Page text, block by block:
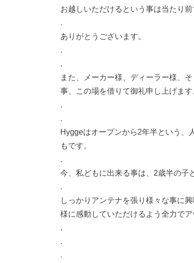
お越しいただけるという事は当たり
.
ありがとうございます。
.
.
また、メーカー様、ディーラー様、
事、この場を借りて御礼申し上げます
.
.
Hyggeはオープンから2年半という、
もです。
.
今、私どもに出来る事は、2歳半の子
.
しっかりアンテナを張り様々な事に
様に感動していただけるよう全力で
.
.
.